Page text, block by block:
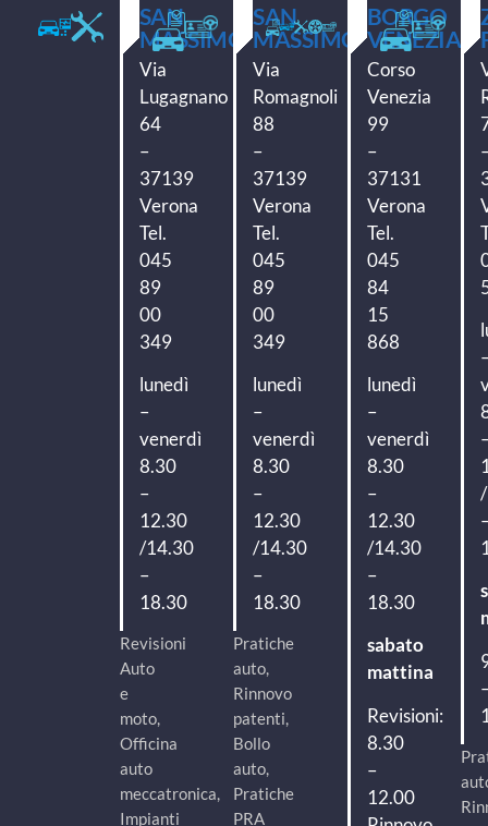
SAN
MASSIMO
Via
Lugagnano
64
–
37139
Verona
Tel.
045
89
00
349
lunedì
–
venerdì
8.30
–
12.30
/14.30
–
18.30
Revisioni
Auto
e
moto,
Officina
auto
meccatronica,
Impianti
SAN
MASSIMO
Via
Romagnoli
88
–
37139
Verona
Tel.
045
89
00
349
lunedì
–
venerdì
8.30
–
12.30
/14.30
–
18.30
Pratiche
auto,
Rinnovo
patenti,
Bollo
auto,
Pratiche
PRA
BORGO
VENEZIA
Corso
Venezia
99
–
37131
Verona
Tel.
045
84
15
868
lunedì
–
venerdì
8.30
–
12.30
/14.30
–
18.30
sabato
mattina
Revisioni:
8.30
–
12.00